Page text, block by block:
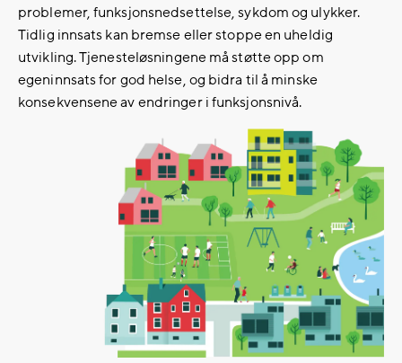
problemer, funksjonsnedsettelse, sykdom og ulykker.
Tidlig innsats kan bremse eller stoppe en uheldig
utvikling. Tjenesteløsningene må støtte opp om
egeninnsats for god helse, og bidra til å minske
konsekvensene av endringer i funksjonsnivå.